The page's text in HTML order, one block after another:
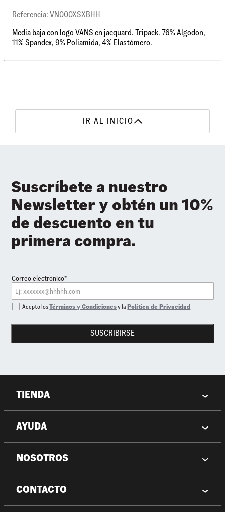
Referencia: VN000XSXBHH
Media baja con logo VANS en jacquard. Tripack. 76% Algodon,
11% Spandex, 9% Poliamida, 4% Elastómero.
IR AL INICIO
Suscríbete a nuestro
Newsletter y obtén un 10%
de descuento en tu
primera compra.
Correo electrónico*
SUSCRIBIRSE
Acepto losTérminos y Condicionesy laPolítica de Privacidad
TIENDA
AYUDA
NOSOTROS
CONTACTO